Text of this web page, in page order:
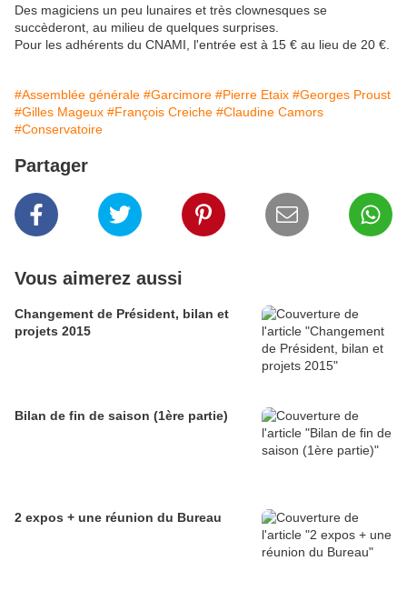
Des magiciens un peu lunaires et très clownesques se
succèderont, au milieu de quelques surprises.
Pour les adhérents du CNAMI, l'entrée est à 15 € au lieu de 20 €.
#Assemblée générale #Garcimore #Pierre Etaix #Georges Proust
#Gilles Mageux #François Creiche #Claudine Camors
#Conservatoire
Partager
Vous aimerez aussi
Changement de Président, bilan et
projets 2015
Bilan de fin de saison (1ère partie)
2 expos + une réunion du Bureau